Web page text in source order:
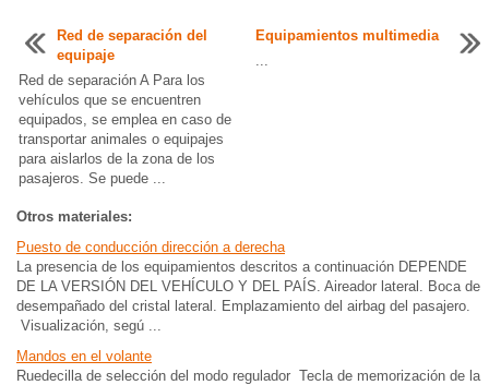
Red de separación del
equipaje
Red de separación A Para los
vehículos que se encuentren
equipados, se emplea en caso de
transportar animales o equipajes
para aislarlos de la zona de los
pasajeros. Se puede ...
Equipamientos multimedia
...
Otros materiales:
Puesto de conducción dirección a derecha
La presencia de los equipamientos descritos a continuación DEPENDE
DE LA VERSIÓN DEL VEHÍCULO Y DEL PAÍS. Aireador lateral. Boca de
desempañado del cristal lateral. Emplazamiento del airbag del pasajero.
Visualización, segú ...
Mandos en el volante
Ruedecilla de selección del modo regulador Tecla de memorización de la